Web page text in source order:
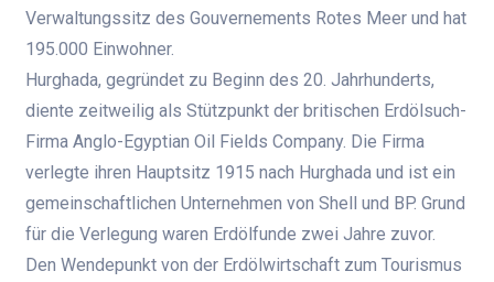
Verwaltungssitz des Gouvernements Rotes Meer und hat
195.000 Einwohner.
Hurghada, gegründet zu Beginn des 20. Jahrhunderts,
diente zeitweilig als Stützpunkt der britischen Erdölsuch-
Firma Anglo-Egyptian Oil Fields Company. Die Firma
verlegte ihren Hauptsitz 1915 nach Hurghada und ist ein
gemeinschaftlichen Unternehmen von Shell und BP. Grund
für die Verlegung waren Erdölfunde zwei Jahre zuvor.
Den Wendepunkt von der Erdölwirtschaft zum Tourismus